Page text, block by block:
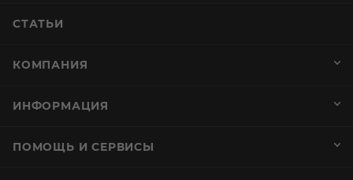
СТАТЬИ
КОМПАНИЯ
ИНФОРМАЦИЯ
ПОМОЩЬ И СЕРВИСЫ